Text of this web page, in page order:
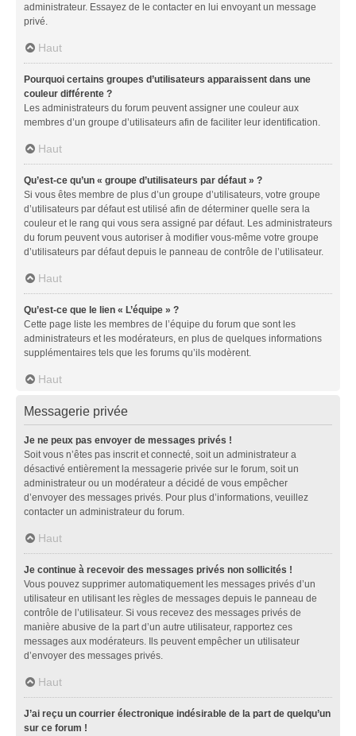
administrateur. Essayez de le contacter en lui envoyant un message
privé.
Haut
Pourquoi certains groupes d’utilisateurs apparaissent dans une
couleur différente ?
Les administrateurs du forum peuvent assigner une couleur aux
membres d’un groupe d’utilisateurs afin de faciliter leur identification.
Haut
Qu’est-ce qu’un « groupe d’utilisateurs par défaut » ?
Si vous êtes membre de plus d’un groupe d’utilisateurs, votre groupe
d’utilisateurs par défaut est utilisé afin de déterminer quelle sera la
couleur et le rang qui vous sera assigné par défaut. Les administrateurs
du forum peuvent vous autoriser à modifier vous-même votre groupe
d’utilisateurs par défaut depuis le panneau de contrôle de l’utilisateur.
Haut
Qu’est-ce que le lien « L’équipe » ?
Cette page liste les membres de l’équipe du forum que sont les
administrateurs et les modérateurs, en plus de quelques informations
supplémentaires tels que les forums qu’ils modèrent.
Haut
Messagerie privée
Je ne peux pas envoyer de messages privés !
Soit vous n’êtes pas inscrit et connecté, soit un administrateur a
désactivé entièrement la messagerie privée sur le forum, soit un
administrateur ou un modérateur a décidé de vous empêcher
d’envoyer des messages privés. Pour plus d’informations, veuillez
contacter un administrateur du forum.
Haut
Je continue à recevoir des messages privés non sollicités !
Vous pouvez supprimer automatiquement les messages privés d’un
utilisateur en utilisant les règles de messages depuis le panneau de
contrôle de l’utilisateur. Si vous recevez des messages privés de
manière abusive de la part d’un autre utilisateur, rapportez ces
messages aux modérateurs. Ils peuvent empêcher un utilisateur
d’envoyer des messages privés.
Haut
J’ai reçu un courrier électronique indésirable de la part de quelqu’un
sur ce forum !